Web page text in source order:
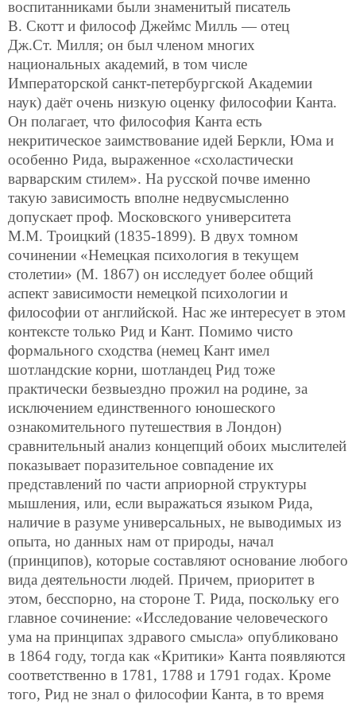
воспитанниками были знаменитый писатель
В. Скотт и философ Джеймс Милль — отец
Дж.Ст. Милля; он был членом многих
национальных академий, в том числе
Императорской санкт-петербургской Академии
наук) даёт очень низкую оценку философии Канта.
Он полагает, что философия Канта есть
некритическое заимствование идей Беркли, Юма и
особенно Рида, выраженное «схоластически
варварским стилем». На русской почве именно
такую зависимость вполне недвусмысленно
допускает проф. Московского университета
М.М. Троицкий (1835-1899). В двух томном
сочинении «Немецкая психология в текущем
столетии» (М. 1867) он исследует более общий
аспект зависимости немецкой психологии и
философии от английской. Нас же интересует в этом
контексте только Рид и Кант. Помимо чисто
формального сходства (немец Кант имел
шотландские корни, шотландец Рид тоже
практически безвыездно прожил на родине, за
исключением единственного юношеского
ознакомительного путешествия в Лондон)
сравнительный анализ концепций обоих мыслителей
показывает поразительное совпадение их
представлений по части априорной структуры
мышления, или, если выражаться языком Рида,
наличие в разуме универсальных, не выводимых из
опыта, но данных нам от природы, начал
(принципов), которые составляют основание любого
вида деятельности людей. Причем, приоритет в
этом, бесспорно, на стороне Т. Рида, поскольку его
главное сочинение: «Исследование человеческого
ума на принципах здравого смысла» опубликовано
в 1864 году, тогда как «Критики» Канта появляются
соответственно в 1781, 1788 и 1791 годах. Кроме
того, Рид не знал о философии Канта, в то время